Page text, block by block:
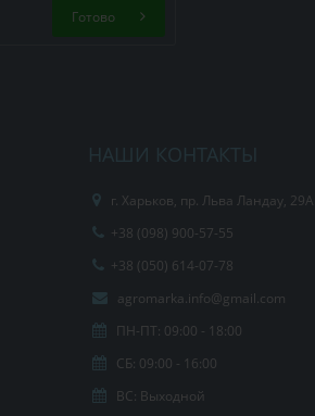
Готово
НАШИ КОНТАКТЫ
г. Харьков, пр. Льва Ландау, 29А
+38 (098) 900-57-55
+38 (050) 614-07-78
agromarka.info@gmail.com
ПН-ПТ: 09:00 - 18:00
СБ: 09:00 - 16:00
ВС: Выходной